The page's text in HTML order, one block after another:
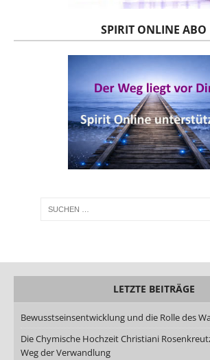
SPIRIT ONLINE ABO
LETZTE BEITRÄGE
Bewusstseinsentwicklung und die Rolle des
Die Chymische Hochzeit Christiani
Weg der Verwandlung